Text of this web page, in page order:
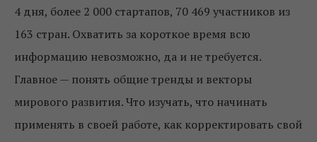
4 дня, более 2 000 стартапов, 70 469 участников из
163 стран. Охватить за короткое время всю
информацию невозможно, да и не требуется.
Главное — понять общие тренды и векторы
мирового развития. Что изучать, что начинать
применять в своей работе, как корректировать свой